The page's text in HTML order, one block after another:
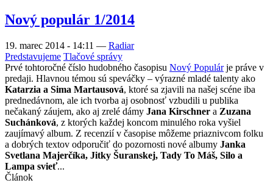
Nový populár 1/2014
19. marec 2014 - 14:11 — Radiar
Predstavujeme Tlačové správy
Prvé tohtoročné číslo hudobného časopisu Nový Populárje práve v
predaji. Hlavnou témou sú speváčky – výrazné mladé talenty ako
Katarzia a Sima Martausová, ktoré sa zjavili na našej scéne iba
prednedávnom, ale ich tvorba aj osobnosť vzbudili u publika
nečakaný záujem, ako aj zrelé dámy Jana Kirschner a Zuzana
Suchánková, z ktorých každej koncom minulého roka vyšiel
zaujímavý album. Z recenzií v časopise môžeme priaznivcom folku
a dobrých textov odporučiť do pozornosti nové albumy Janka
Svetlana Majerčíka, Jitky Šuranskej, Tady To Máš, Silo a
Lampa svieť...
Článok